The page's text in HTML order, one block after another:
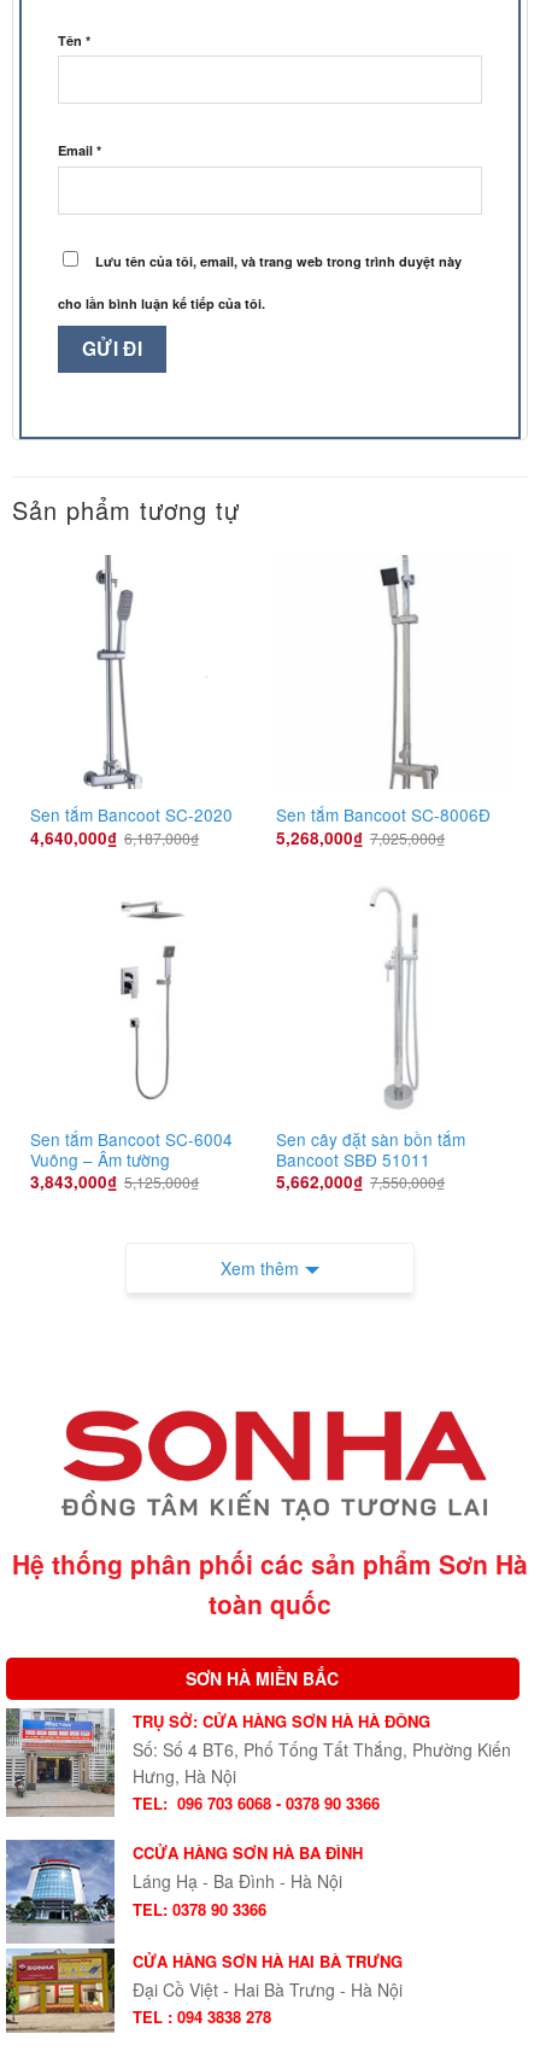
Tên *
Email *
Lưu tên của tôi, email, và trang web trong trình duyệt này
cho lần bình luận kế tiếp của tôi.
Sản phẩm tương tự
Sen tắm Bancoot SC-2020
4,640,000₫ 6,187,000₫
Sen tắm Bancoot SC-8006Đ
5,268,000₫ 7,025,000₫
Sen tắm Bancoot SC-6004
Vuông – Âm tường
3,843,000₫ 5,125,000₫
Sen cây đặt sàn bồn tắm
Bancoot SBĐ 51011
5,662,000₫ 7,550,000₫
Xem thêm
Hệ thống phân phối các sản phẩm Sơn Hà
toàn quốc
SƠN HÀ MIỀN BẮC
TRỤ SỞ: CỬA HÀNG SƠN HÀ HÀ ĐÔNG
Số: Số 4 BT6, Phố Tống Tất Thắng, Phường Kiến
Hưng, Hà Nội
TEL: 096 703 6068 - 0378 90 3366
CCỬA HÀNG SƠN HÀ BA ĐÌNH
Láng Hạ - Ba Đình - Hà Nội
TEL: 0378 90 3366
CỬA HÀNG SƠN HÀ HAI BÀ TRƯNG
Đại Cồ Việt - Hai Bà Trưng - Hà Nội
TEL : 094 3838 278